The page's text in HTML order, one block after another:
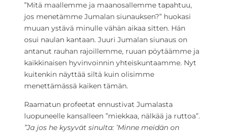
”Mitä maallemme ja maanosallemme tapahtuu,
jos menetämme Jumalan siunauksen?” huokasi
muuan ystävä minulle vähän aikaa sitten. Hän
osui naulan kantaan. Juuri Jumalan siunaus on
antanut rauhan rajoillemme, ruuan pöytäämme ja
kaikkinaisen hyvinvoinnin yhteiskuntaamme. Nyt
kuitenkin näyttää siltä kuin olisimme
menettämässä kaiken tämän.
Raamatun profeetat ennustivat Jumalasta
luopuneelle kansalleen ”miekkaa, nälkää ja ruttoa”.
”Ja jos he kysyvät sinulta: ’Minne meidän on